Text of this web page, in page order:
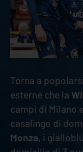
Torna a
esterne che la
campi di Milano
casalingo di
Monza, i